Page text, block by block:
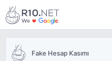
Fake Hesap Kasımı